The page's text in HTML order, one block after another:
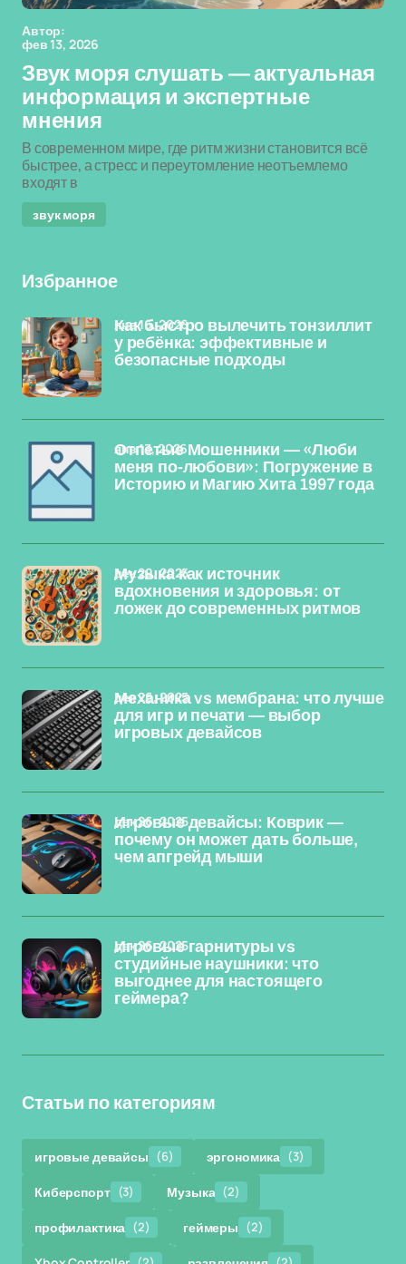
Автор:
фев 13, 2026
Звук моря слушать — актуальная
информация и экспертные
мнения
В современном мире, где ритм жизни становится всё
быстрее, а стресс и переутомление неотъемлемо
входят в
звук моря
Избранное
Как быстро вылечить тонзиллит
у ребёнка: эффективные и
безопасные подходы
янв 16, 2026
Отпетые Мошенники — «Люби
меня по-любови»: Погружение в
Историю и Магию Хита 1997 года
янв 13, 2026
Музыка как источник
вдохновения и здоровья: от
ложек до современных ритмов
дек 29, 2025
Механика vs мембрана: что лучше
для игр и печати — выбор
игровых девайсов
дек 26, 2025
Игровые девайсы: Коврик —
почему он может дать больше,
чем апгрейд мыши
дек 26, 2025
Игровые гарнитуры vs
студийные наушники: что
выгоднее для настоящего
геймера?
дек 26, 2025
Статьи по категориям
игровые девайсы (6) эргономика (3)
Киберспорт (3) Музыка (2)
профилактика (2) геймеры (2)